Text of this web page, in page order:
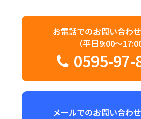
お電話でのお問い合わ
（平日9:00～17:00
0595-97-
メールでのお問い合わ